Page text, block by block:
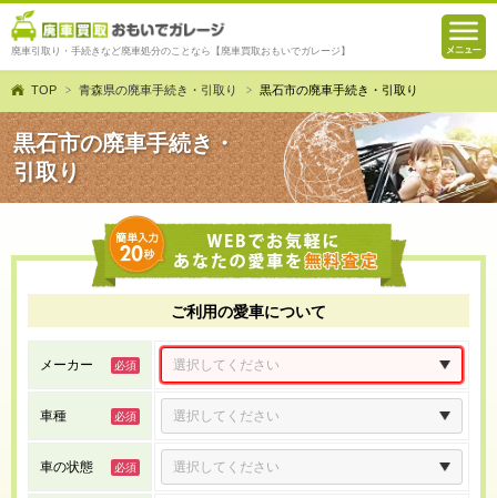
廃車引取り・手続きなど廃車処分のことなら【廃車買取おもいでガレージ】
TOP 青森県の廃車手続き・引取り 黒石市の廃車手続き・引取り
黒石市の廃車手続き・
引取り
ご利用の愛車について
メーカー
車種
車の状態